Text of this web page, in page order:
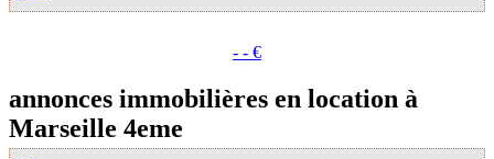
- - €
annonces immobilières en location à
Marseille 4eme